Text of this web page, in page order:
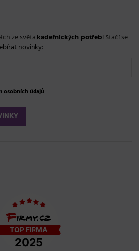
ze světa kadeřnických potřeb! Stačí se
novinky:
osobních údajů